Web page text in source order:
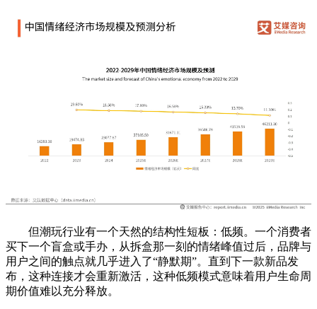
但潮玩行业有一个天然的结构性短板：低频。一个消费者
买下一个盲盒或手办，从拆盒那一刻的情绪峰值过后，品牌与
用户之间的触点就几乎进入了“静默期”。直到下一款新品发
布，这种连接才会重新激活，这种低频模式意味着用户生命周
期价值难以充分释放。